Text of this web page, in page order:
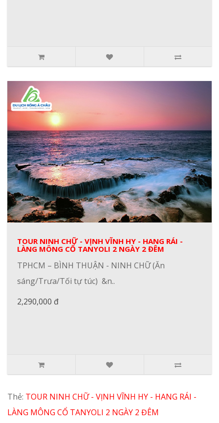
TOUR NINH CHỮ - VỊNH VĨNH HY - HANG RÁI -
LÀNG MÔNG CỔ TANYOLI 2 NGÀY 2 ĐÊM
TPHCM – BÌNH THUẬN - NINH CHỮ (Ăn
sáng/Trưa/Tối tự túc) &n..
2,290,000 đ
Thẻ: TOUR NINH CHỮ - VỊNH VĨNH HY - HANG RÁI -
LÀNG MÔNG CỔ TANYOLI 2 NGÀY 2 ĐÊM